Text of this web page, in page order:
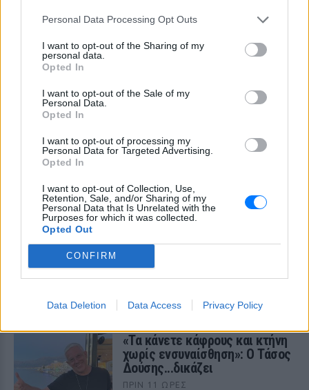
Personal Data Processing Opt Outs
I want to opt-out of the Sharing of my
personal data.
Opted In
I want to opt-out of the Sale of my
Personal Data.
Opted In
I want to opt-out of processing my
Personal Data for Targeted Advertising.
Opted In
I want to opt-out of Collection, Use,
Retention, Sale, and/or Sharing of my
Personal Data that Is Unrelated with the
Purposes for which it was collected.
Opted Out
CONFIRM
Data Deletion Data Access Privacy Policy
Ο αδελφός της Αντζελίνα Τζολί
έκανε coming out στα 53 του
κάτι που δεν χωρούσε σε εκείνη την
παλιά celebrity αφήγηση: είναι gay
Έξαλλη Ιουλία Καλλιμάνη πλήρωσε με το ίδιο
νόμισμα θαμώνα: «Εσένα σου αρέσει αυτό;»
Απρόσμενη αντίδραση στη σκηνή από την Ιουλία Καλλιμάνη:
θαμώνας της πετούσε με δύναμη λουλούδια μαζί με τα
ΠΡΙΝ 11 ΏΡΕΣ
«Τα κάνετε κάφρους και κτήνη
χωρίς ενσυναίσθηση»: Ο Τάσος
Δούσης...δικάζει
ΠΡΙΝ 11 ΏΡΕΣ